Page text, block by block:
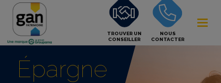
TROUVER UN
CONSEILLER
NOUS
CONTACTER
Épargne